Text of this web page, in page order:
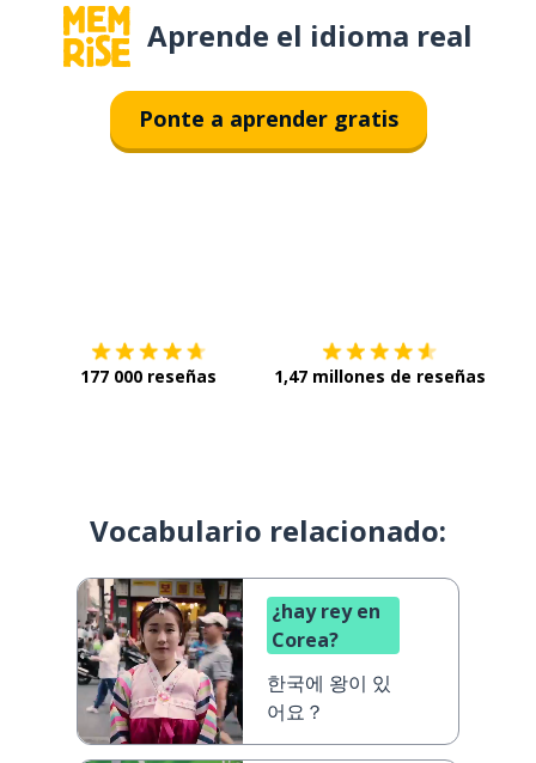
Aprende el idioma real
Ponte a aprender gratis
177 000 reseñas 1,47 millones de reseñas
Vocabulario relacionado:
¿hay rey en
Corea?
한국에 왕이 있
어요？